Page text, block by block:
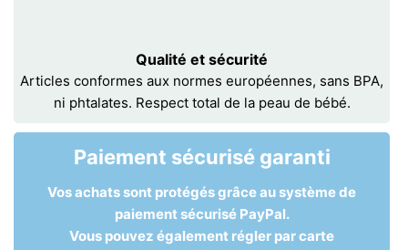
Qualité et sécurité
Articles conformes aux normes européennes, sans BPA,
ni phtalates. Respect total de la peau de bébé.
Paiement sécurisé garanti
Vos achats sont protégés grâce au système de
paiement sécurisé PayPal.
Vous pouvez également régler par carte